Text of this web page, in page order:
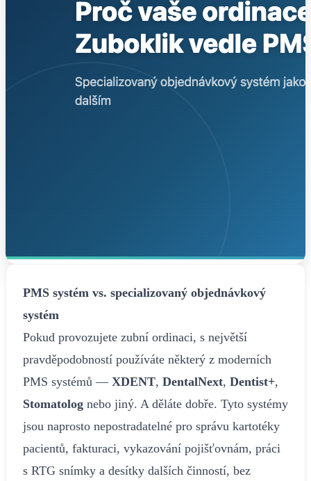
PMS systém vs. specializovaný objednávkový
systém
Pokud provozujete zubní ordinaci, s největší
pravděpodobností používáte některý z moderních
PMS systémů — XDENT, DentalNext, Dentist+,
Stomatolog nebo jiný. A děláte dobře. Tyto systémy
jsou naprosto nepostradatelné pro správu kartotéky
pacientů, fakturaci, vykazování pojišťovnám, práci
s RTG snímky a desítky dalších činností, bez